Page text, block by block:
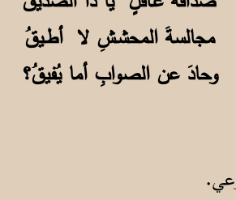
المحشـشِ لا أطـيقُ
عن الصوابِ أما يُفيقُ؟